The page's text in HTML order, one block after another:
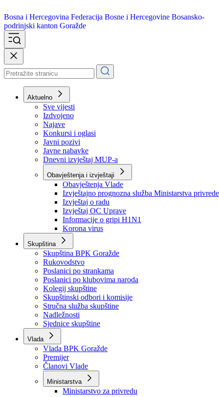
Bosna i Hercegovina
podrinjski kanton Goražde
Aktuelno
Sve vijesti
Izdvojeno
Najave
Konkursi i oglasi
Javni pozivi
Javne nabavke
Dnevni izvještaj MUP-a
Obavještenja i izvještaji
Obavještenja Vlade
Izvještajno prognozna služba Ministarstva privrede
Izvještaj o radu
Izvještaj OC Uprave
Informacije o gripi H1N1
Korona virus
Skupština
Skupština BPK Goražde
Rukovodstvo
Poslanici po strankama
Poslanici po klubovima naroda
Kolegij skupštine
Skupštinski odbori i komisije
Stručna služba skupštine
Nadležnosti
Sjednice skupštine
Vlada
Vlada BPK Goražde
Premijer
Članovi Vlade